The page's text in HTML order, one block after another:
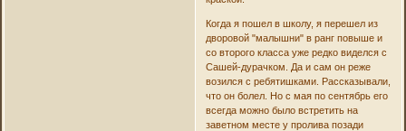
Когда я пошел в школу, я перешел из
дворовой "малышни" в ранг повыше и
со второго класса уже редко виделся с
Сашей-дурачком. Да и сам он реже
возился с ребятишками. Рассказывали,
что он болел. Но с мая по сентябрь его
всегда можно было встретить на
заветном месте у пролива позади